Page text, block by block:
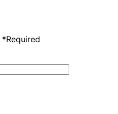
*Required